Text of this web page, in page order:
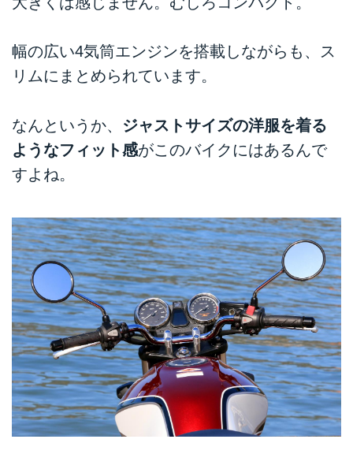
幅の広い4気筒エンジンを搭載しながらも、ス
リムにまとめられています。
なんというか、 ジャストサイズの洋服を着る
ようなフィット感がこのバイクにはあるんで
すよね。